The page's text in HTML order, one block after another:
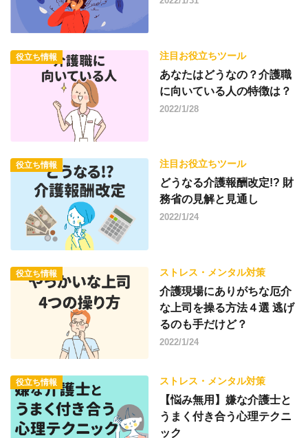
役立ち情報 注目お役立ちツール
あなたはどうなの？介護職
に向いている人の特徴は？
2022/1/28
役立ち情報 注目お役立ちツール
どうなる介護報酬改定!? 財
務省の見解と見通し
2022/1/24
役立ち情報 ストレス・メンタル対策
介護現場にありがちな厄介
な上司を操る方法４選 逃げ
るのも手だけど？
2022/1/24
役立ち情報 ストレス・メンタル対策
【悩み無用】嫌な介護士と
うまく付き合う心理テクニ
ック